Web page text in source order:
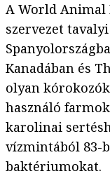
A World Animal
szervezet
Kanadában és
olyan
használó
karolinai
vízmintából 83-
baktériumokat.